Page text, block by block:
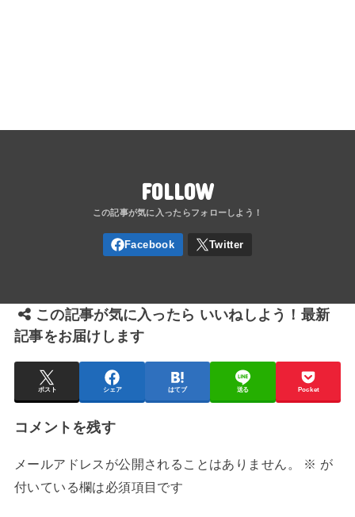
FOLLOW
この記事が気に入ったら いいねしよう！最新
記事をお届けします
ポスト シェア はてブ 送る Pocket
コメントを残す
メールアドレスが公開されることはありません。 ※ が
付いている欄は必須項目です